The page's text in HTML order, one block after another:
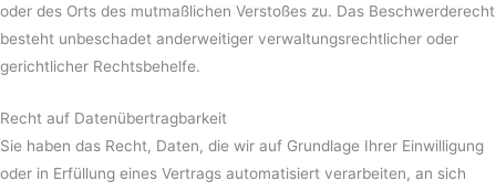
oder des Orts des mutmaßlichen Verstoßes zu. Das Beschwerderecht
besteht unbeschadet anderweitiger verwaltungsrechtlicher oder
gerichtlicher Rechtsbehelfe.
Recht auf Daten­übertrag­barkeit
Sie haben das Recht, Daten, die wir auf Grundlage Ihrer Einwilligung
oder in Erfüllung eines Vertrags automatisiert verarbeiten, an sich